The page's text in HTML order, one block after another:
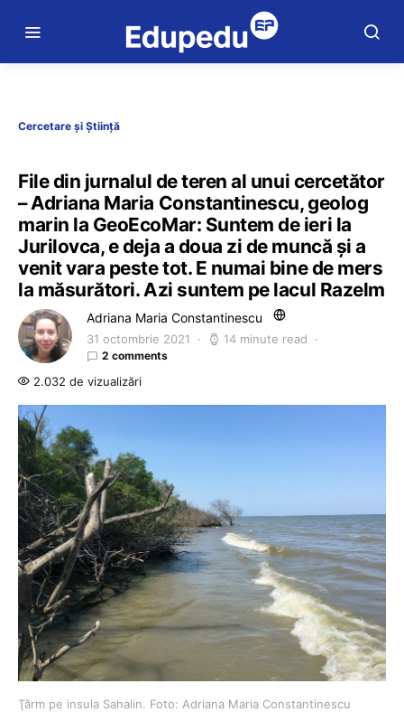
Cercetare și Știință
File din jurnalul de teren al unui cercetător
– Adriana Maria Constantinescu, geolog
marin la GeoEcoMar: Suntem de ieri la
Jurilovca, e deja a doua zi de muncă și a
venit vara peste tot. E numai bine de mers
la măsurători. Azi suntem pe lacul Razelm
Adriana Maria Constantinescu
31 octombrie 2021 14 minute read
2 comments
2.032 de vizualizări
Ţărm pe insula Sahalin. Foto: Adriana Maria Constantinescu